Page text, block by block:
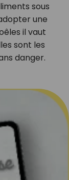
sous
une
il vaut
sont les
danger.